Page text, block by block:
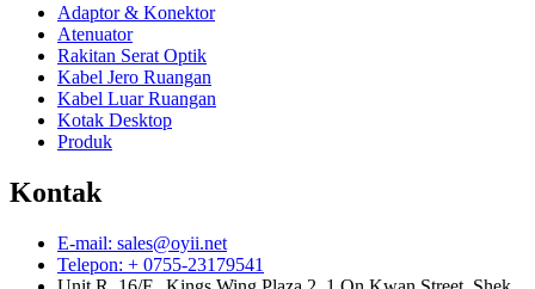
Adaptor & Konektor
Atenuator
Rakitan Serat Optik
Kabel Jero Ruangan
Kabel Luar Ruangan
Kotak Desktop
Produk
Kontak
E-mail: sales@oyii.net
Telepon: + 0755-23179541